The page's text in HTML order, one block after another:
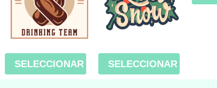
SELECCIONAR SELECCIONAR